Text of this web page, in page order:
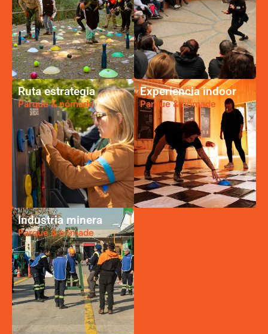
Ruta estrategia
Parque & nómade
Experiencia indoor
Parque & nómade
Industria minera
Parque & nómade